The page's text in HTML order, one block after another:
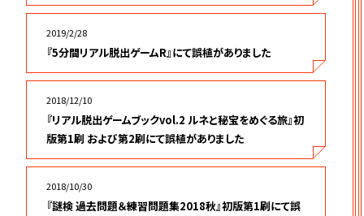
2019/2/28
『5分間リアル脱出ゲームR』にて誤植がありました
2018/12/10
『リアル脱出ゲームブックvol.2 ルネと秘宝をめぐる旅』初
版第1刷 および第2刷にて誤植がありました
2018/10/30
『謎検 過去問題＆練習問題集2018秋』初版第1刷にて誤